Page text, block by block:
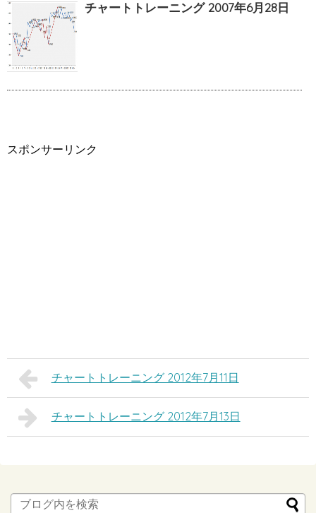
チャートトレーニング 2007年6月28日
スポンサーリンク
チャートトレーニング 2012年7月11日
チャートトレーニング 2012年7月13日